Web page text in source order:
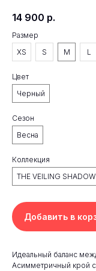
14 900 р.
Размер
XS
S M L
Цвет
Черный
Сезон
Весна
Коллекция
THE VEILING
Добавить в
Идеальный баланс
Асимметричный крой с